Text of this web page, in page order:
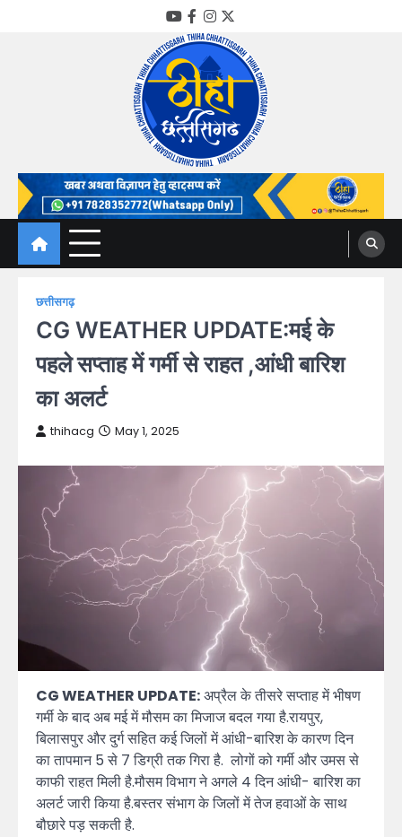
YouTube
Facebook
Instagram
Twitter
Thiha Chhattisgarh
गोठ जन-जन के
छत्तीसगढ़
CG WEATHER UPDATE:मई के
पहले सप्ताह में गर्मी से राहत ,आंधी बारिश
का अलर्ट
thihacg May 1, 2025
CG WEATHER UPDATE:अप्रैल के तीसरे सप्ताह में भीषण
गर्मी के बाद अब मई में मौसम का मिजाज बदल गया है.रायपुर,
बिलासपुर और दुर्ग सहित कई जिलों में आंधी-बारिश के कारण दिन
का तापमान 5 से 7 डिग्री तक गिरा है. लोगों को गर्मी और उमस से
काफी राहत मिली है.मौसम विभाग ने अगले 4 दिन आंधी- बारिश का
अलर्ट जारी किया है.बस्तर संभाग के जिलों में तेज हवाओं के साथ
बौछारे पड़ सकती है.